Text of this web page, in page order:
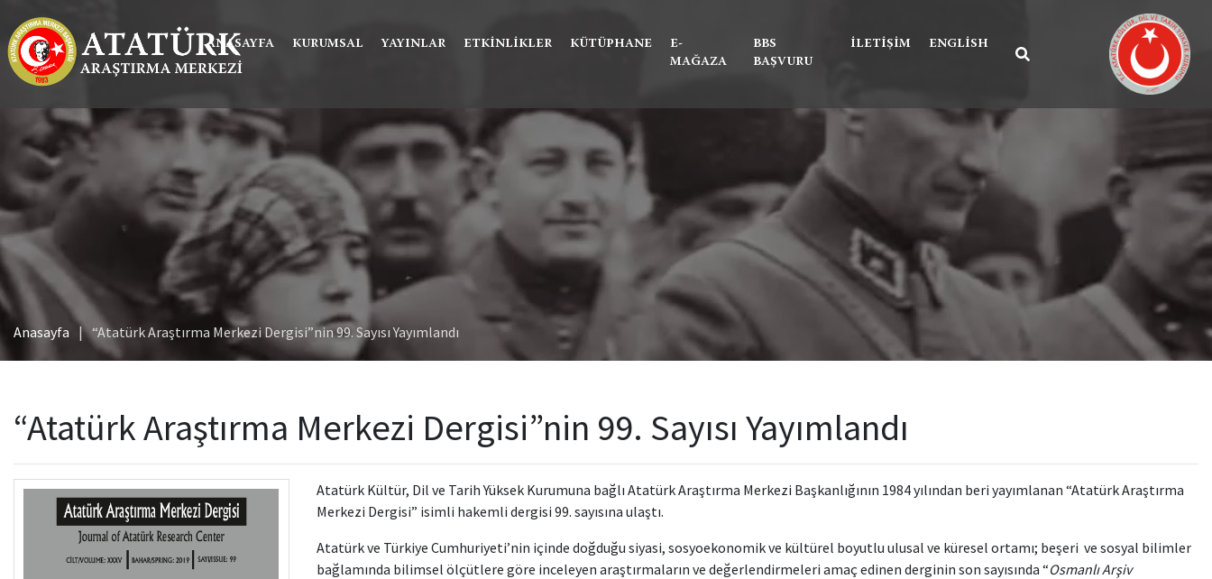
ANASAYFA KURUMSAL YAYINLAR ETKINLIKLER KÜTÜPHANE
E-
MAĞAZA
BBS
BAŞVURU
İLETIŞIM ENGLISH
Anasayfa “Atatürk Araştırma Merkezi Dergisi”nin 99. Sayısı Yayımlandı
“Atatürk Araştırma Merkezi Dergisi”nin 99. Sayısı Yayımlandı
Atatürk Kültür, Dil ve Tarih Yüksek Kurumuna bağlı Atatürk Araştırma Merkezi Başkanlığının 1984 yılından beri yayımlanan “Atatürk Araştırma
Merkezi Dergisi” isimli hakemli dergisi 99. sayısına ulaştı.
Atatürk ve Türkiye Cumhuriyeti’nin içinde doğduğu siyasi, sosyoekonomik ve kültürel boyutlu ulusal ve küresel ortamı; beşeri ve sosyal bilimler
bağlamında bilimsel ölçütlere göre inceleyen araştırmaların ve değerlendirmeleri amaç edinen derginin son sayısında “Osmanlı Arşiv